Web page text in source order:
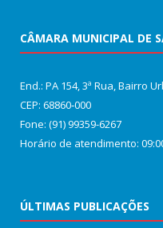
CÂMARA MUNICIPAL DE
End.: PA 154, 3ª Rua, Bairro
CEP: 68860‑000
Fone: (91) 99359-6267
Horário de atendimento:
ÚLTIMAS PUBLICAÇÕES